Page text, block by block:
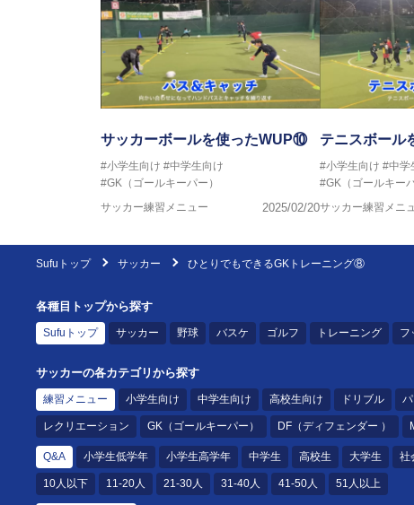
サッカーボールを使ったWUP⑩
#小学生向け #中学生向け
#GK（ゴールキーパー）
サッカー練習メニュー
2025/02/20
テニスボー
#小学生向け #中学
#GK（ゴールキーパ
サッカー練習メニ
Sufuトップ サッカー ひとりでもできるGKトレーニング⑧
各種目トップから探す
Sufuトップ サッカー 野球 バスケ ゴルフ トレーニング フ
サッカーの各カテゴリから探す
練習メニュー 小学生向け 中学生向け 高校生向け ドリブル
レクリエーション GK（ゴールキーパー） DF（ディフェンダー ）
Q&A 小学生低学年 小学生高学年 中学生 高校生 大学生 社
10人以下 11-20人 21-30人 31-40人 41-50人 51人以上